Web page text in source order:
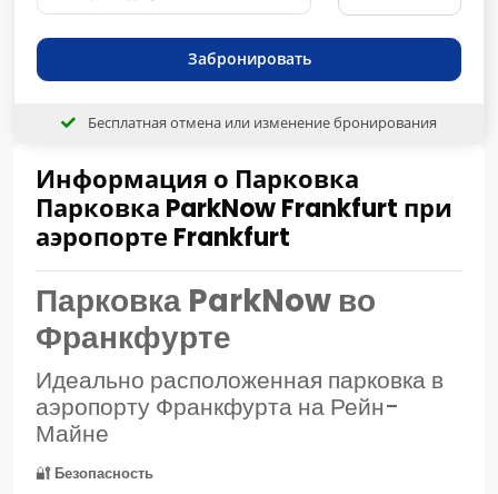
Информация о Парковка
Парковка ParkNow Frankfurt при
аэропорте Frankfurt
Парковка ParkNow во
Франкфурте
Идеально расположенная парковка в
аэропорту Франкфурта на Рейн-
Майне
🔐 Безопасность
Забронировать
Бесплатная отмена или изменение бронирования